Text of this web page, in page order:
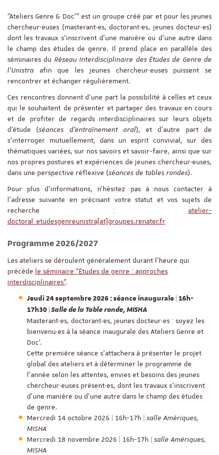
"Ateliers Genre & Doc’" est un groupe créé par et pour les jeunes
chercheur·euses (masterant·es, doctorant·es, jeunes docteur·es)
dont les travaux s’inscrivent d’une manière ou d’une autre dans
le champ des études de genre. Il prend place en parallèle des
séminaires du Réseau Interdisciplinaire des Études de Genre de
l’Unistra afin que les jeunes chercheur·euses puissent se
rencontrer et échanger régulièrement.
Ces rencontres donnent d’une part la possibilité à celles et ceux
qui le souhaitent de présenter et partager des travaux en cours
et de profiter de regards interdisciplinaires sur leurs objets
d’étude (séances d'entraînement oral), et d’autre part de
s’interroger mutuellement, dans un esprit convivial, sur des
thématiques variées, sur nos savoirs et savoir-faire, ainsi que sur
nos propres postures et expériences de jeunes chercheur·euses,
dans une perspective réflexive (séances de tables rondes).
Pour plus d'informations, n'hésitez pas à nous contacter à
l’adresse suivante en précisant votre statut et vos sujets de
recherche : atelier-
doctoral_etudesgenreunistra[at]groupes.renater.fr
Programme 2026/2027
Les ateliers se déroulent généralement durant l’heure qui
précède le séminaire “Études de genre : approches
interdisciplinaires”.
Jeudi 24 septembre 2026 : séance inaugurale | 16h-
17h30 | Salle de la Table ronde, MISHA
Masterant·es, doctorant·es, jeunes docteur·es : soyez les
bienvenu·es à la séance inaugurale des Ateliers Genre et
Doc’.
Cette première séance s’attachera à présenter le projet
global des ateliers et à déterminer le programme de
l’année selon les attentes, envies et besoins des jeunes
chercheur·euses présent·es, dont les travaux s’inscrivent
d’une manière ou d’une autre dans le champ des études
de genre.
Mercredi 14 octobre 2026 | 16h-17h | salle Amériques,
MISHA
Mercredi 18 novembre 2026 | 16h-17h | salle Amériques,
MISHA